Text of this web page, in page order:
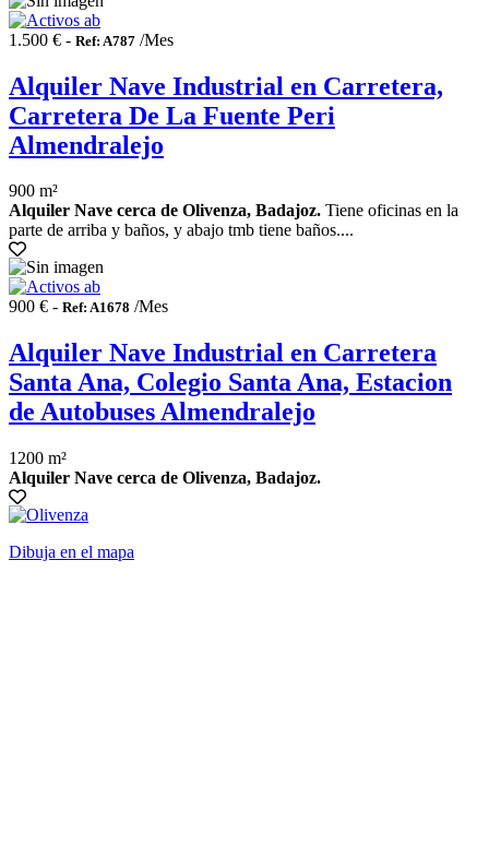
1.500 € - Ref: A787 /Mes
Alquiler Nave Industrial en Carretera,
Carretera De La Fuente Peri
Almendralejo
900 m²
Alquiler Nave cerca de Olivenza, Badajoz. Tiene oficinas en la
parte de arriba y baños, y abajo tmb tiene baños....
900 € - Ref: A1678 /Mes
Alquiler Nave Industrial en Carretera
Santa Ana, Colegio Santa Ana, Estacion
de Autobuses Almendralejo
1200 m²
Alquiler Nave cerca de Olivenza, Badajoz.
Dibuja en el mapa